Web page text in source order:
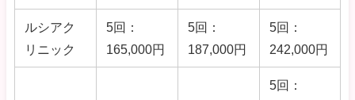
ルシアク
リニック
5回：
165,000円
5回：
187,000円
5回：
242,000円
5回：